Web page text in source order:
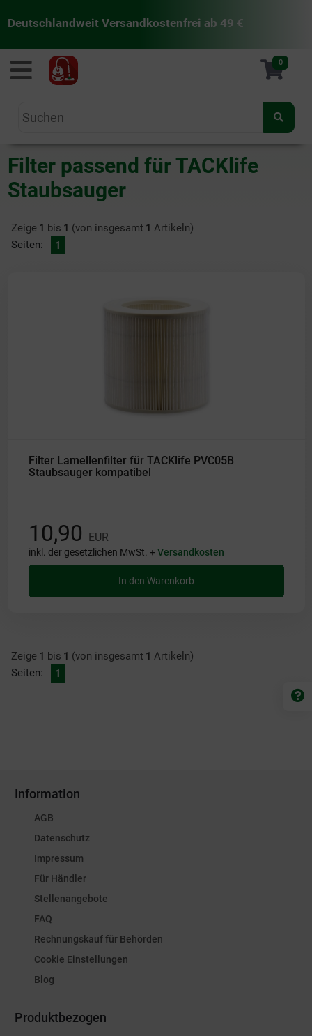
Deutschlandweit Versandkostenfrei ab 49 €
staubsaugermanufaktur 0
Filter passend für TACKlife
Staubsauger
Zeige 1 bis 1 (von insgesamt 1 Artikeln)
Seiten:
1
Filter Lamellenfilter für TACKlife PVC05B
Staubsauger kompatibel
10,90 EUR
inkl. der gesetzlichen MwSt. +Versandkosten
In den Warenkorb
Zeige 1 bis 1 (von insgesamt 1 Artikeln)
Seiten:
1
Information
AGB
Datenschutz
Impressum
Für Händler
Stellenangebote
FAQ
Rechnungskauf für Behörden
Cookie Einstellungen
Blog
Produktbezogen